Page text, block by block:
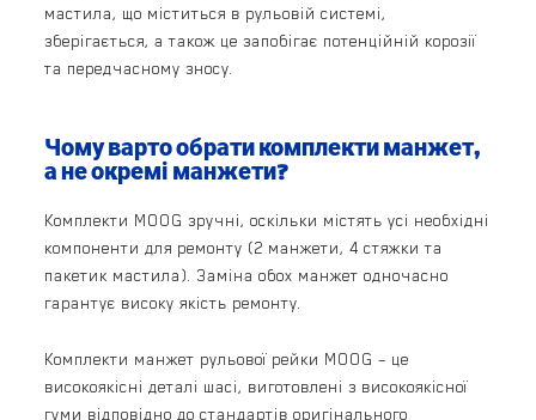
мастила, що міститься в рульовій системі,
зберігається, а також це запобігає потенційній корозії
та передчасному зносу.
Чому варто обрати комплекти манжет,
а не окремі манжети?
Комплекти MOOG зручні, оскільки містять усі необхідні
компоненти для ремонту (2 манжети, 4 стяжки та
пакетик мастила). Заміна обох манжет одночасно
гарантує високу якість ремонту.
Комплекти манжет рульової рейки MOOG – це
високоякісні деталі шасі, виготовлені з високоякісної
гуми відповідно до стандартів оригінального